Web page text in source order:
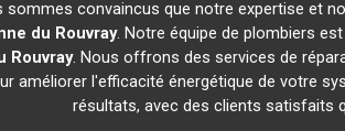
sommes convaincus que notre expertise et
du Rouvray. Notre équipe de plombiers
Rouvray. Nous offrons des services de
améliorer l'efficacité énergétique de votre
résultats, avec des clients satisfaits